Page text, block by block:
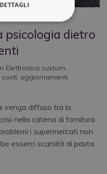
psicologia dietro
Elettronica custom,
costi, aggiornamenti.
venga diffuso tra la
nella catena di fornitura
i supermercati non
esserci scarsità di pasta